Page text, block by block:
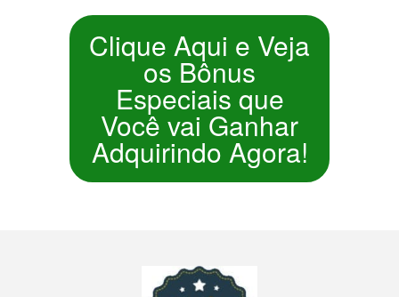
Clique Aqui e Veja
os Bônus
Especiais que
Você vai Ganhar
Adquirindo Agora!